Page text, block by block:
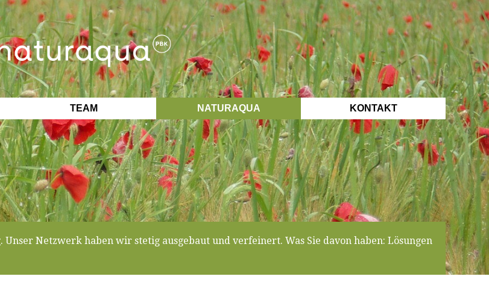
TEAM NATURAQUA KONTAKT
Netzwerk haben wir stetig ausgebaut und verfeinert. Was Sie davon haben: Lösungen